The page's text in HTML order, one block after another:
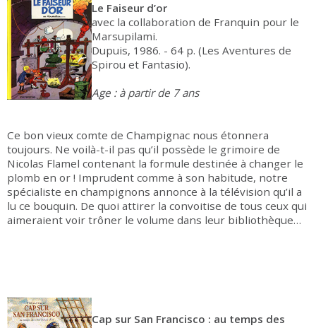
Le Faiseur d’or
avec la collaboration de Franquin pour le
Marsupilami.
Dupuis, 1986. - 64 p. (Les Aventures de
Spirou et Fantasio).
Age : à partir de 7 ans
Ce bon vieux comte de Champignac nous étonnera
toujours. Ne voilà-t-il pas qu’il possède le grimoire de
Nicolas Flamel contenant la formule destinée à changer le
plomb en or ! Imprudent comme à son habitude, notre
spécialiste en champignons annonce à la télévision qu’il a
lu ce bouquin. De quoi attirer la convoitise de tous ceux qui
aimeraient voir trôner le volume dans leur bibliothèque…
Cap sur San Francisco : au temps des